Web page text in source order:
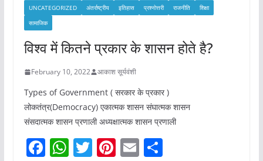
UNCATEGORIZED अंतर्राष्ट्रीय इतिहास प्रश्नोत्तरी राजनीति
शिक्षा
सामाजिक
विश्व में कितने प्रकार के शासन होते है?
February 10, 2022 आकाश सूर्यवंशी
Types of Government ( सरकार के प्रकार )
लोकतंत्र(Democracy) एकात्मक शासन संघात्मक शासन
संसदात्मक शासन प्रणाली अध्यक्षात्मक शासन प्रणाली
F W T Pi E S